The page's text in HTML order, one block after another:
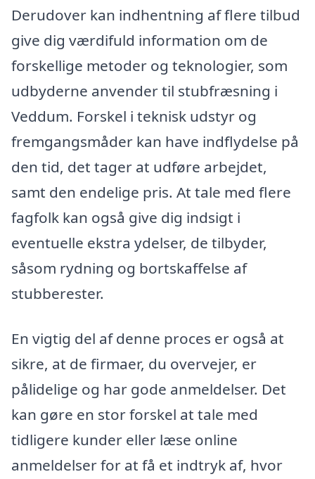
Derudover kan indhentning af flere tilbud
give dig værdifuld information om de
forskellige metoder og teknologier, som
udbyderne anvender til stubfræsning i
Veddum. Forskel i teknisk udstyr og
fremgangsmåder kan have indflydelse på
den tid, det tager at udføre arbejdet,
samt den endelige pris. At tale med flere
fagfolk kan også give dig indsigt i
eventuelle ekstra ydelser, de tilbyder,
såsom rydning og bortskaffelse af
stubberester.
En vigtig del af denne proces er også at
sikre, at de firmaer, du overvejer, er
pålidelige og har gode anmeldelser. Det
kan gøre en stor forskel at tale med
tidligere kunder eller læse online
anmeldelser for at få et indtryk af, hvor